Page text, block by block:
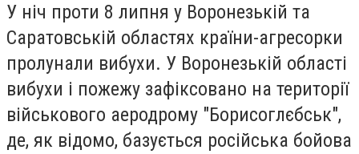
У ніч проти 8 липня у Воронезькій та
Саратовській областях країни-агресорки
пролунали вибухи. У Воронезькій області
вибухи і пожежу зафіксовано на території
військового аеродрому "Борисоглєбськ",
де, як відомо, базується російська бойова